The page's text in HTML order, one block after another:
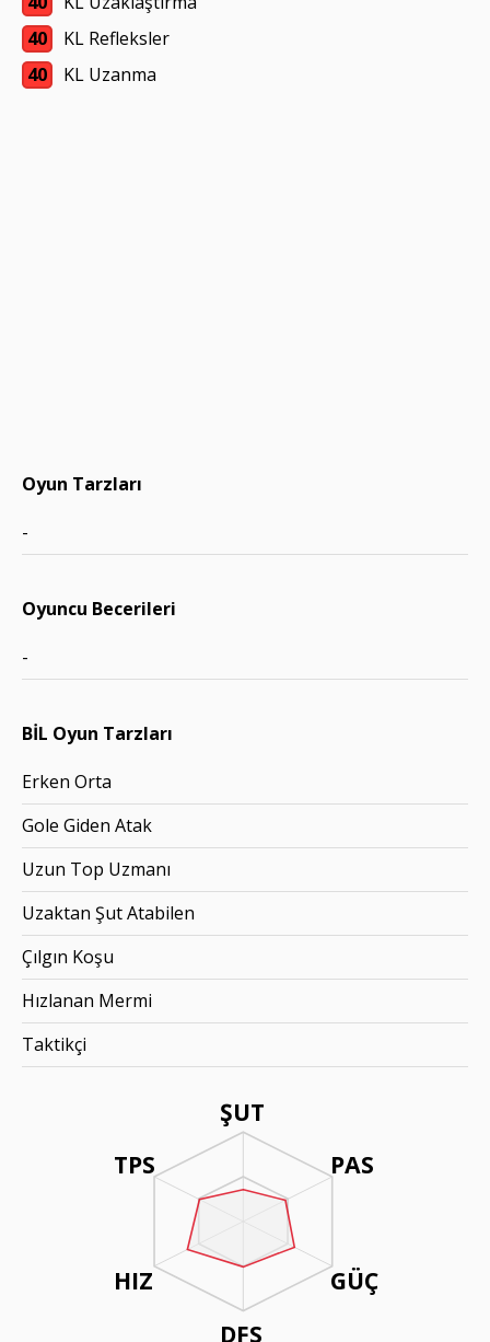
ŞUT
PAS
GÜÇ
DFS
TPS
HIZ
40
KL Refleksler
40
KL Uzanma
Oyun Tarzları
-
Oyuncu Becerileri
-
BİL Oyun Tarzları
Erken Orta
Gole Giden Atak
Uzun Top Uzmanı
Uzaktan Şut Atabilen
Çılgın Koşu
Hızlanan Mermi
Taktikçi